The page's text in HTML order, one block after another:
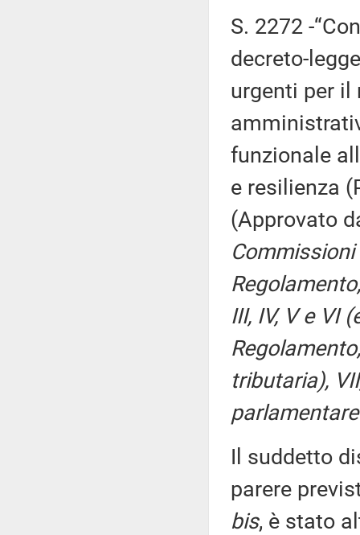
S. 2272 -
decreto-
urgenti per il
funzionale
e resilienza
(Approvato
III, IV, V e VI
tributaria),
Il suddetto
parere
bis, è stato